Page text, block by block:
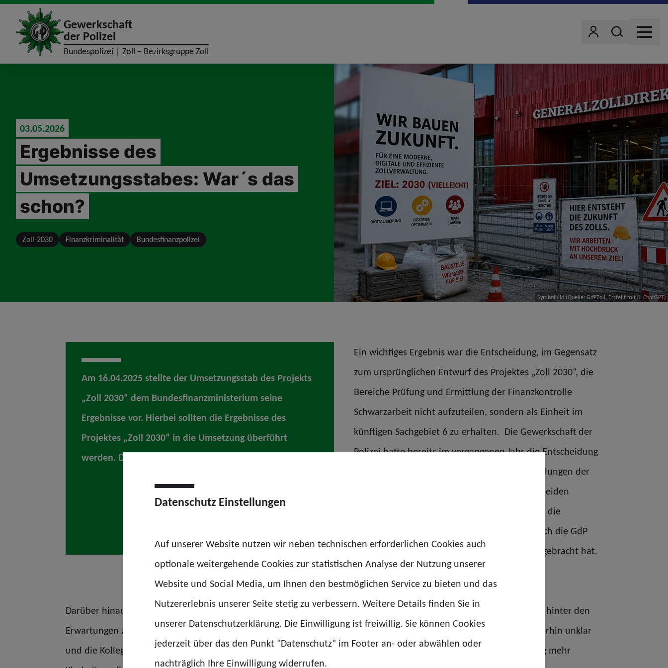
site_logo
Gewerkschaft
der Polizei
Bundespolizei｜Zoll – Bezirksgruppe Zoll
Benutzer
Wonach suchst
MENU
Symbolbild (Quelle: GdPZoll, Erstellt mit KI ChatGPT)
03.05.2026
Ergebnisse des
Umsetzungsstabes: War´s das
schon?
Zoll-2030 Finanzkriminalität Bundesfinanzpolizei
Am 16.04.2025 stellte der Umsetzungsstab des Projekts
„Zoll 2030“ dem Bundesfinanzministerium seine
Ergebnisse vor. Hierbei sollten die Ergebnisse des
Projektes „Zoll 2030“ in die Umsetzung überführt
werden. Doch die Umsetzung ist unvollständig.
Ein wichtiges Ergebnis war die Entscheidung, im Gegensatz
zum ursprünglichen Entwurf des Projektes „Zoll 2030“, die
Bereiche Prüfung und Ermittlung der Finanzkontrolle
Schwarzarbeit nicht aufzuteilen, sondern als Einheit im
künftigen Sachgebiet 6 zu erhalten. Die Gewerkschaft der
Polizei hatte bereits im vergangenen Jahr die Entscheidung
zur Trennung der Bereiche Prüfung und Ermittlungen der
FKS in der neuen Organisationsstruktur entscheiden
abgelehnt. Die jetzige Entscheidung adressiert die
zahlreichen Argumente und Einwände, die auch die GdP
gegen eine Trennung der beiden Bereiche vorgebracht hat.
Darüber hinaus muss jedoch festgestellt werden, dass die nun vorgestellten Ergebnisse des Umsetzungsstabes weit hinter den
Erwartungen zu Klarheit und Berechenbarkeit des Reformprozesses im Zolls zurückbleiben. Viele Aspekte sind weiterhin unklar
und die Kolleginnen und Kollegen gerade in den Sachgebieten C und dem Zollfahndungsdienst haben hier eindeutig mehr
Datenschutz Einstellungen
Auf unserer Website nutzen wir neben technischen erforderlichen Cookies auch
optionale weitergehende Cookies zur statistischen Analyse der Nutzung unserer
Website und Social Media, um Ihnen den bestmöglichen Service zu bieten und das
Nutzererlebnis unserer Seite stetig zu verbessern. Weitere Details finden Sie in
unserer Datenschutzerklärung. Die Einwilligung ist freiwillig. Sie können Cookies
jederzeit über das den Punkt "Datenschutz" im Footer an- oder abwählen oder
nachträglich Ihre Einwilligung widerrufen.